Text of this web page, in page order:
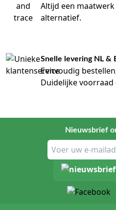
Altijd een
alternatief.
Snelle levering NL &
Eenvoudig
Duidelijke
Nieuwsbrief